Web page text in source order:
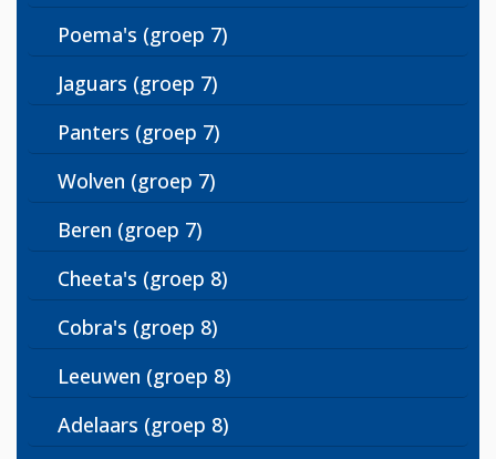
Poema's (groep 7)
Jaguars (groep 7)
Panters (groep 7)
Wolven (groep 7)
Beren (groep 7)
Cheeta's (groep 8)
Cobra's (groep 8)
Leeuwen (groep 8)
Adelaars (groep 8)